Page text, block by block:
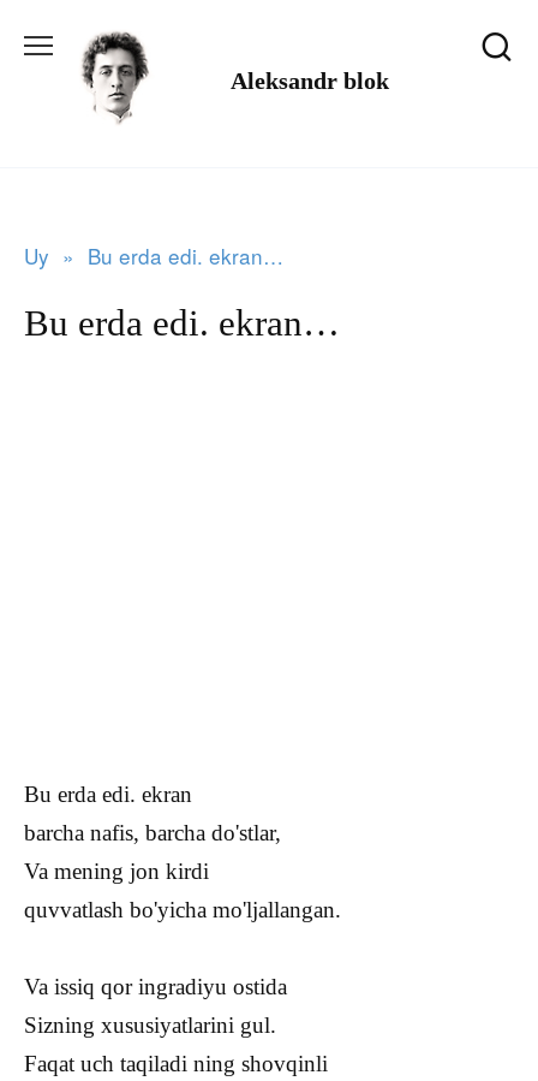
o'tish
Aleksandr blok
Uy » Bu erda edi. ekran…
Bu erda edi. ekran…
Bu erda edi. ekran
barcha nafis, barcha do'stlar,
Va mening jon kirdi
quvvatlash bo'yicha mo'ljallangan.
Va issiq qor ingradiyu ostida
Sizning xususiyatlarini gul.
Faqat uch taqiladi ning shovqinli